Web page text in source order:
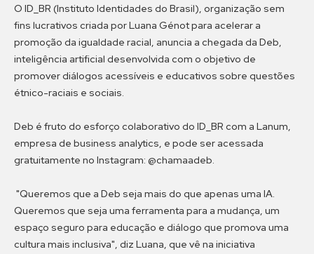
O ID_BR (Instituto Identidades do Brasil), organização sem
fins lucrativos criada por Luana Génot para acelerar a
promoção da igualdade racial, anuncia a chegada da Deb,
inteligência artificial desenvolvida com o objetivo de
promover diálogos acessíveis e educativos sobre questões
étnico-raciais e sociais.
Deb é fruto do esforço colaborativo do ID_BR com a Lanum,
empresa de business analytics, e pode ser acessada
gratuitamente no Instagram: @chamaadeb.
"Queremos que a Deb seja mais do que apenas uma IA.
Queremos que seja uma ferramenta para a mudança, um
espaço seguro para educação e diálogo que promova uma
cultura mais inclusiva", diz Luana, que vê na iniciativa